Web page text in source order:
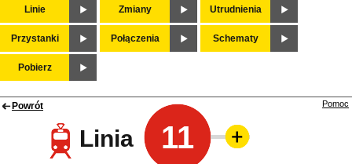
Linie Zmiany Utrudnienia
Przystanki Połączenia Schematy
Pobierz
Powrót
Linia 11
Pomoc